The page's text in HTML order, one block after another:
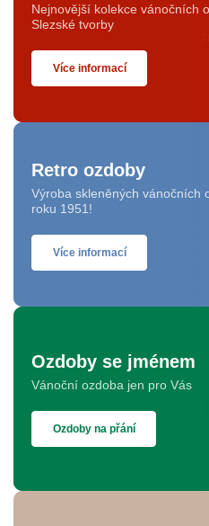
Nejnovější kolekce vánočních
Slezské tvorby
Více informací
Retro ozdoby
Výroba skleněných vánočních
roku 1951!
Více informací
Ozdoby se jménem
Vánoční ozdoba jen pro Vás
Ozdoby na přání